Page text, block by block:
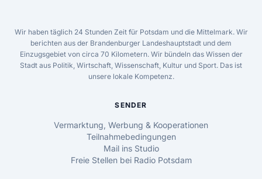
Wir haben täglich 24 Stunden Zeit für Potsdam und die Mittelmark. Wir
berichten aus der Brandenburger Landeshauptstadt und dem
Einzugsgebiet von circa 70 Kilometern. Wir bündeln das Wissen der
Stadt aus Politik, Wirtschaft, Wissenschaft, Kultur und Sport. Das ist
unsere lokale Kompetenz.
SENDER
Vermarktung, Werbung & Kooperationen
Teilnahmebedingungen
Mail ins Studio
Freie Stellen bei Radio Potsdam